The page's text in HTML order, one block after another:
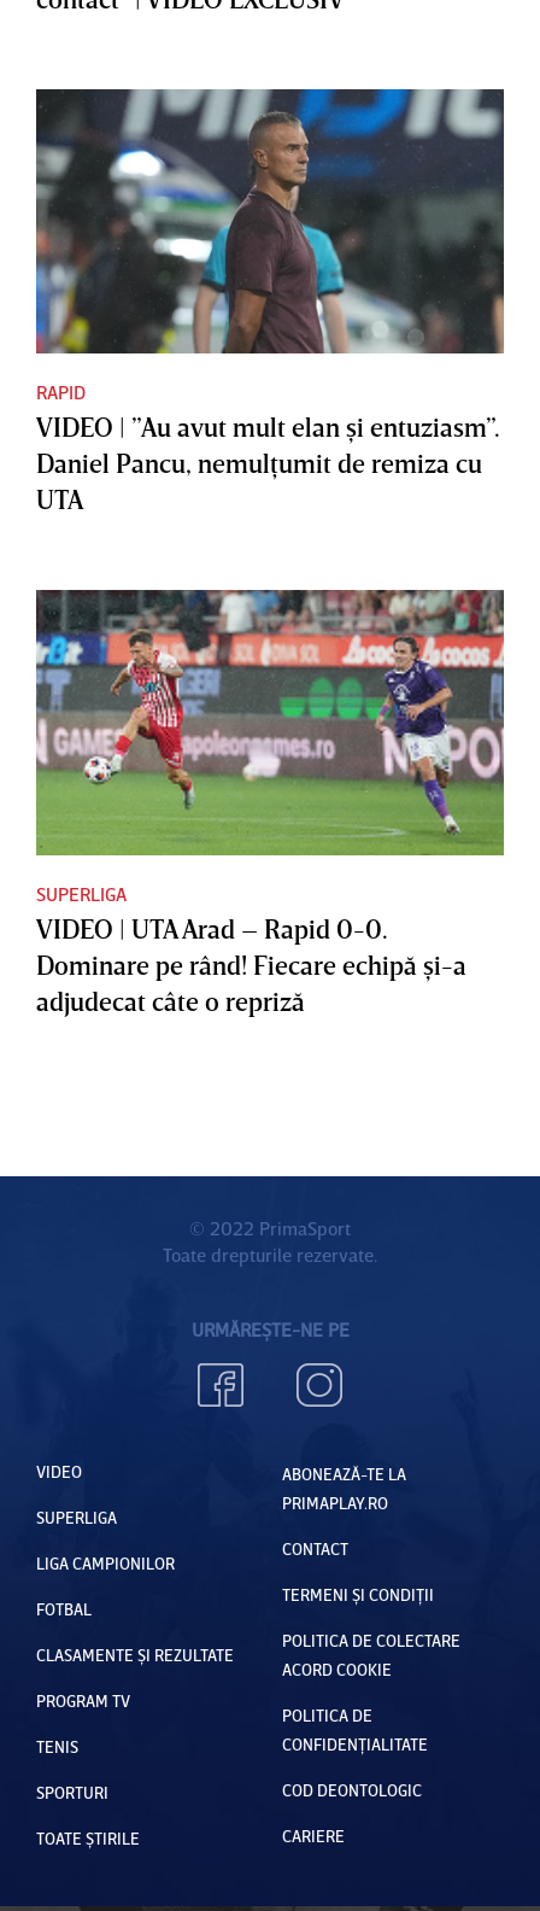
RAPID
VIDEO | ”Au avut mult elan şi entuziasm”.
Daniel Pancu, nemulţumit de remiza cu
UTA
SUPERLIGA
VIDEO | UTA Arad – Rapid 0-0.
Dominare pe rând! Fiecare echipă şi-a
adjudecat câte o repriză
© 2022 PrimaSport
Toate drepturile rezervate.
URMĂREȘTE-NE PE
VIDEO
SUPERLIGA
LIGA CAMPIONILOR
FOTBAL
CLASAMENTE ȘI REZULTATE
PROGRAM TV
TENIS
SPORTURI
TOATE ȘTIRILE
ABONEAZĂ-TE LA
PRIMAPLAY.RO
CONTACT
TERMENI ȘI CONDIȚII
POLITICA DE COLECTARE
ACORD COOKIE
POLITICA DE
CONFIDENȚIALITATE
COD DEONTOLOGIC
CARIERE